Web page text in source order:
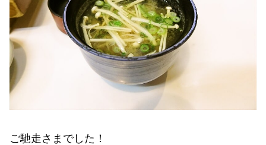
ご馳走さまでした！